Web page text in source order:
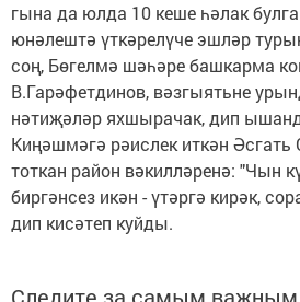
гына да юлда 10 кеше һәлак
юнәлештә үткәрелүче эшләр
соң, Бөгелмә шәһәре башкарма
В.Гарәфетдинов, вәзгыятьне
нәтиҗәләр яхшырачак, дип
Киңәшмәгә рәислек иткән
тоткан район вәкилләренә: "Чын
биргәнсез икән - үтәргә кирәк,
дип кисәтеп куйды.